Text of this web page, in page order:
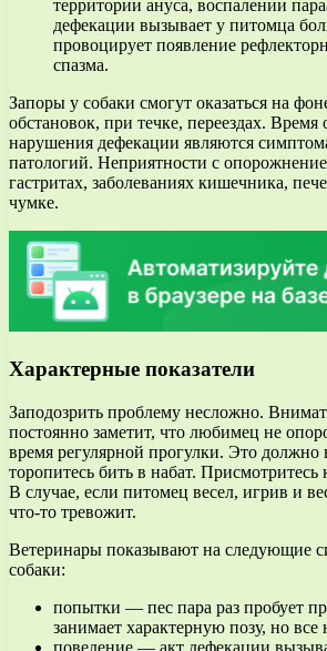
территории ануса, воспалении
дефекации вызывает у питомца
провоцирует появление
спазма.
Запоры у собаки смогут оказаться на
обстановок, при течке, переездах. Время
нарушения дефекации являются
патологий. Неприятности с
гастритах, заболеваниях кишечника,
чумке.
Характерные показатели
Заподозрить проблему несложно.
постоянно заметит, что любимец не
время регулярной прогулки. Это должно
торопитесь бить в набат.
В случае, если питомец весел, игрив и
что-то тревожит.
Ветеринары показывают на следующие
собаки:
попытки — пес пара раз пробует
занимает характерную позу, но все
поведение — акт дефекации